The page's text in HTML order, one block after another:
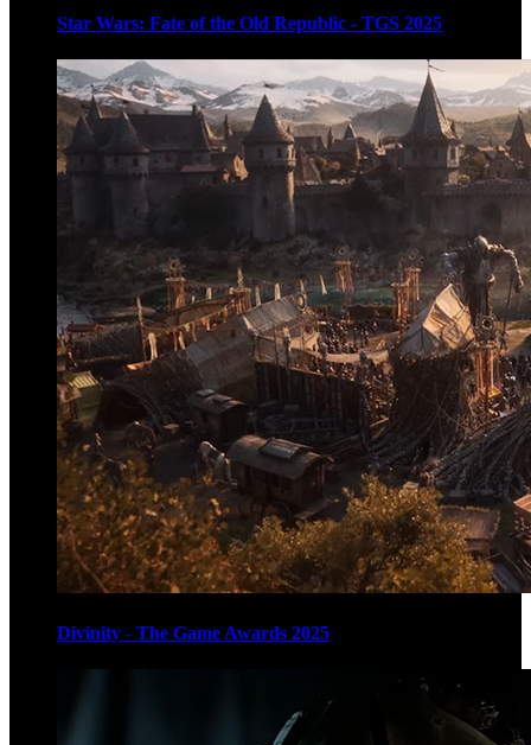
Star Wars: Fate of the Old Republic - TGS 2025
Divinity - The Game Awards 2025